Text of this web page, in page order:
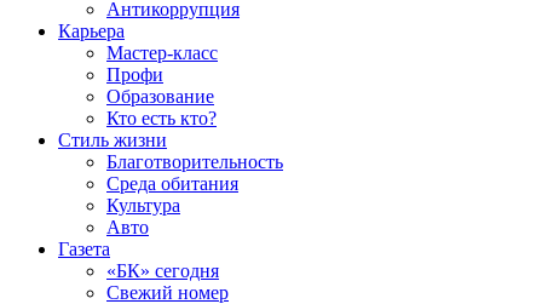
Антикоррупция
Карьера
Мастер-класс
Профи
Образование
Кто есть кто?
Стиль жизни
Благотворительность
Среда обитания
Культура
Авто
Газета
«БК» сегодня
Свежий номер